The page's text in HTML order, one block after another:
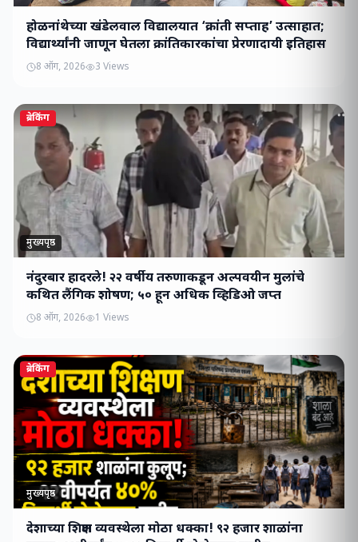
होळनांथेच्या खंडेलवाल विद्यालयात ‘क्रांती सप्ताह’ उत्साहात;
विद्यार्थ्यांनी जाणून घेतला क्रांतिकारकांचा प्रेरणादायी इतिहास
8 ऑग, 2026 3 Views
ब्रेकिंग
मुख्यपृष्ठ
नंदुरबार हादरले! २२ वर्षीय तरुणाकडून अल्पवयीन मुलांचे
कथित लैंगिक शोषण; ५० हून अधिक व्हिडिओ जप्त
8 ऑग, 2026 1 Views
ब्रेकिंग
मुख्यपृष्ठ
देशाच्या शिक्षण व्यवस्थेला मोठा धक्का! ९२ हजार शाळांना